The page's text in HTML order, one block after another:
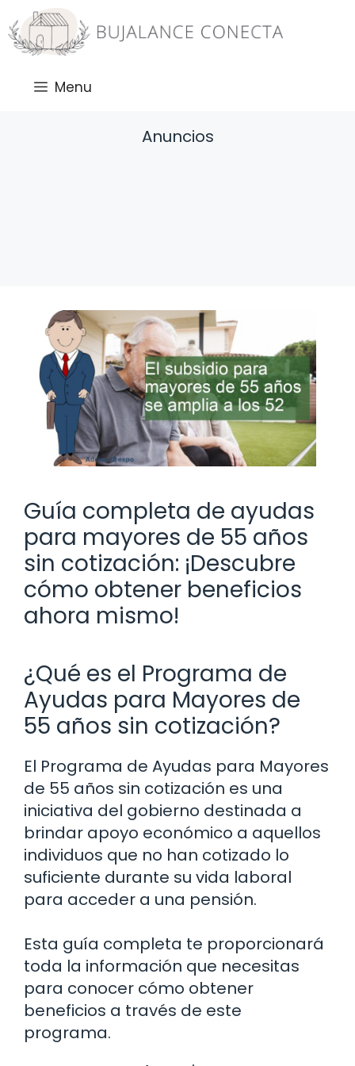
Saltar
al
contenido
Menu
Anuncios
Guía completa de ayudas
para mayores de 55 años
sin cotización: ¡Descubre
cómo obtener beneficios
ahora mismo!
¿Qué es el Programa de
Ayudas para Mayores de
55 años sin cotización?
El Programa de Ayudas para Mayores
de 55 años sin cotización es una
iniciativa del gobierno destinada a
brindar apoyo económico a aquellos
individuos que no han cotizado lo
suficiente durante su vida laboral
para acceder a una pensión.
Esta guía completa te proporcionará
toda la información que necesitas
para conocer cómo obtener
beneficios a través de este
programa.